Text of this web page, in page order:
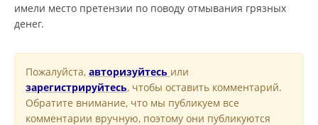
имели место претензии по поводу отмывания грязных
денег.
Пожалуйста, авторизуйтесь или
зарегистрируйтесь, чтобы оставить комментарий.
Обратите внимание, что мы публикуем все
комментарии вручную, поэтому они публикуются